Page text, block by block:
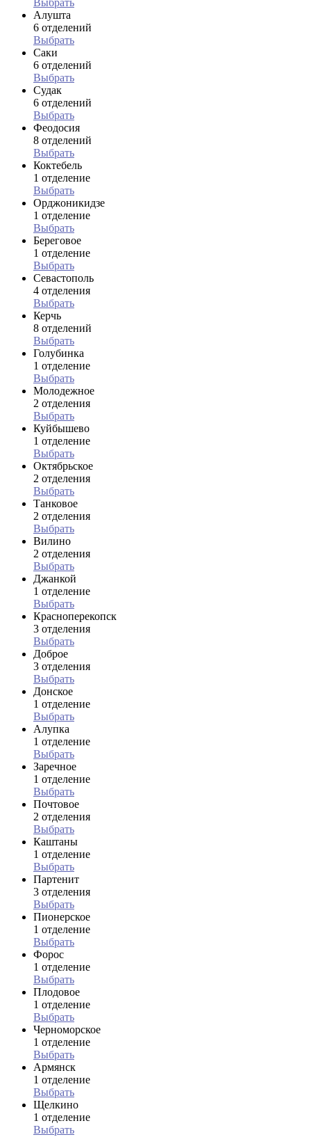
Выбрать
Алушта
6 отделений
Выбрать
Саки
6 отделений
Выбрать
Судак
6 отделений
Выбрать
Феодосия
8 отделений
Выбрать
Коктебель
1 отделение
Выбрать
Орджоникидзе
1 отделение
Выбрать
Береговое
1 отделение
Выбрать
Севастополь
4 отделения
Выбрать
Керчь
8 отделений
Выбрать
Голубинка
1 отделение
Выбрать
Молодежное
2 отделения
Выбрать
Куйбышево
1 отделение
Выбрать
Октябрьское
2 отделения
Выбрать
Танковое
2 отделения
Выбрать
Вилино
2 отделения
Выбрать
Джанкой
1 отделение
Выбрать
Красноперекопск
3 отделения
Выбрать
Доброе
3 отделения
Выбрать
Донское
1 отделение
Выбрать
Алупка
1 отделение
Выбрать
Заречное
1 отделение
Выбрать
Почтовое
2 отделения
Выбрать
Каштаны
1 отделение
Выбрать
Партенит
3 отделения
Выбрать
Пионерское
1 отделение
Выбрать
Форос
1 отделение
Выбрать
Плодовое
1 отделение
Выбрать
Черноморское
1 отделение
Выбрать
Армянск
1 отделение
Выбрать
Щелкино
1 отделение
Выбрать